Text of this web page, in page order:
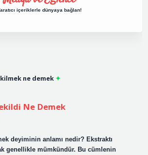
içeriklerle dünyaya bağlan!
ne demek
Ne Demek
deyiminin anlamı nedir? Ekstraktı
genellikle mümkündür. Bu cümlenin